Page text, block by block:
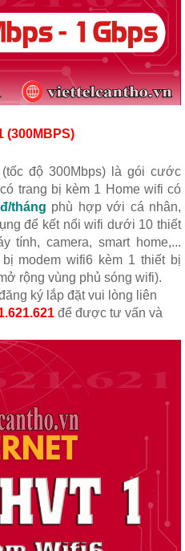
(300MBPS)
(tốc độ 300Mbps) là gói cước
trang bị kèm 1 Home wifi có
tháng phù hợp với cá nhân,
để kết nối wifi dưới 10 thiết
tính, camera, smart home,...
modem wifi6 kèm 1 thiết bị
rộng vùng phủ sóng wifi).
ký lắp đặt vui lòng liên
để được tư vấn và